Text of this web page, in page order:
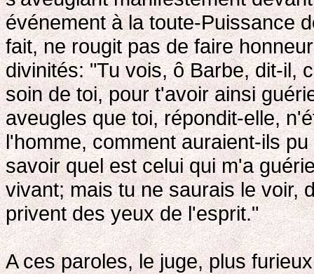
événement à la toute-Puissance
fait, ne rougit pas de faire
divinités: "Tu vois, ô Barbe, dit-il,
soin de toi, pour t'avoir ainsi
aveugles que toi, répondit-elle,
l'homme, comment auraient-ils
savoir quel est celui qui m'a
vivant; mais tu ne saurais le voir,
privent des yeux de l'esprit."
A ces paroles, le juge, plus